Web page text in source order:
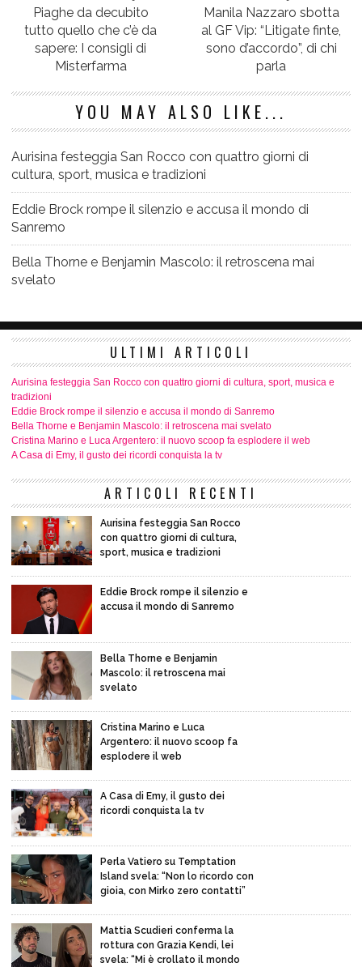
Piaghe da decubito
tutto quello che c’è da
sapere: I consigli di
Misterfarma
Manila Nazzaro sbotta
al GF Vip: “Litigate finte,
sono d’accordo”, di chi
parla
YOU MAY ALSO LIKE...
Aurisina festeggia San Rocco con quattro giorni di
cultura, sport, musica e tradizioni
Eddie Brock rompe il silenzio e accusa il mondo di
Sanremo
Bella Thorne e Benjamin Mascolo: il retroscena mai
svelato
ULTIMI ARTICOLI
Aurisina festeggia San Rocco con quattro giorni di cultura, sport, musica e
tradizioni
Eddie Brock rompe il silenzio e accusa il mondo di Sanremo
Bella Thorne e Benjamin Mascolo: il retroscena mai svelato
Cristina Marino e Luca Argentero: il nuovo scoop fa esplodere il web
A Casa di Emy, il gusto dei ricordi conquista la tv
ARTICOLI RECENTI
Aurisina festeggia San Rocco
con quattro giorni di cultura,
sport, musica e tradizioni
Eddie Brock rompe il silenzio e
accusa il mondo di Sanremo
Bella Thorne e Benjamin
Mascolo: il retroscena mai
svelato
Cristina Marino e Luca
Argentero: il nuovo scoop fa
esplodere il web
A Casa di Emy, il gusto dei
ricordi conquista la tv
Perla Vatiero su Temptation
Island svela: “Non lo ricordo con
gioia, con Mirko zero contatti”
Mattia Scudieri conferma la
rottura con Grazia Kendi, lei
svela: “Mi è crollato il mondo